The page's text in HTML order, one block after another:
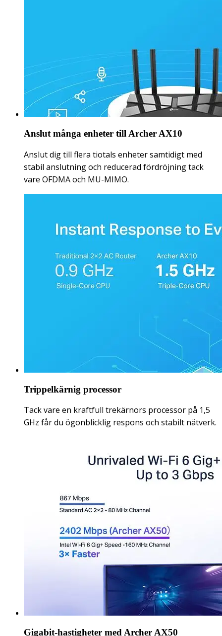
Anslut många enheter till Archer AX10
Anslut dig till flera tiotals enheter samtidigt med
stabil anslutning och reducerad fördröjning tack
vare OFDMA och MU-MIMO.
Trippelkärnig processor
Tack vare en kraftfull trekärnors processor på 1,5
GHz får du ögonblicklig respons och stabilt nätverk.
Gigabit-hastigheter med Archer AX50